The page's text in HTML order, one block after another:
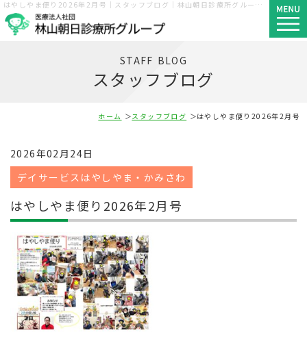
はやしやま便り2026年2月号｜スタッフブログ｜林山朝日診療所グループ｜神戸市須磨区・長田区・西区
STAFF BLOG
スタッフブログ
ホーム スタッフブログ はやしやま便り2026年2月号
2026年02月24日
デイサービスはやしやま・かみさわ
はやしやま便り2026年2月号